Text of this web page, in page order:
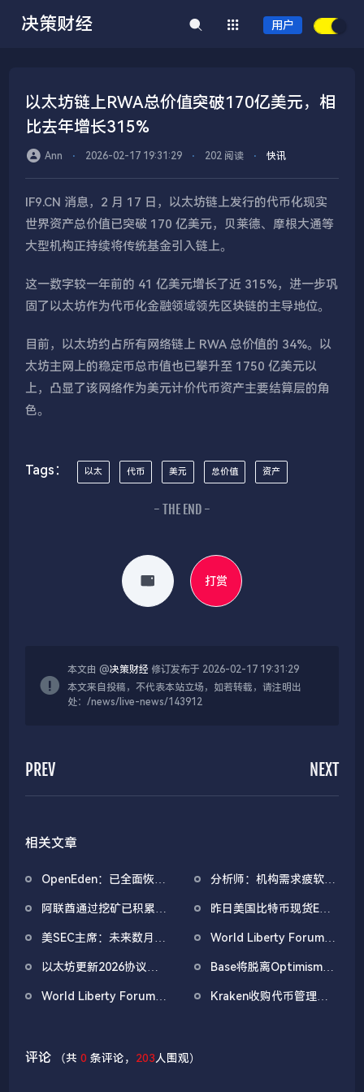
决策财经 用户
以太坊链上RWA总价值突破170亿美元，相
比去年增长315%
Ann ⋅ 2026-02-17 19:31:29 ⋅ 202 阅读 ⋅ 快讯
IF9.CN 消息，2 月 17 日，以太坊链上发行的代币化现实
世界资产总价值已突破 170 亿美元，贝莱德、摩根大通等
大型机构正持续将传统基金引入链上。
这一数字较一年前的 41 亿美元增长了近 315%，进一步巩
固了以太坊作为代币化金融领域领先区块链的主导地位。
目前，以太坊约占所有网络链上 RWA 总价值的 34%。以
太坊主网上的稳定币总市值也已攀升至 1750 亿美元以
上，凸显了该网络作为美元计价代币资产主要结算层的角
色。
Tags： 以太 代币 美元 总价值 资产
- THE END -
打赏
本文由 @决策财经 修订发布于 2026-02-17 19:31:29
本文来自投稿，不代表本站立场，如若转载，请注明出
处：/news/live-news/143912
PREV NEXT
相关文章
OpenEden：已全面恢复
核心系统安全
分析师：机构需求疲软叠
市场面临双重抛压
阿联酋通过挖矿已积累
昨日美国比特币现货ETF
坊ETF净流出4180万美元
美SEC主席：未来数月将
化证券交易创新豁免等关
键举措
World Liberty Forum政
总
以太坊更新2026协议优
级拟于上半年进行
Base将脱离Optimism生
栈
World Liberty Forum开
Kraken收购代币管理平
评论 （共0 条评论， 203人围观）